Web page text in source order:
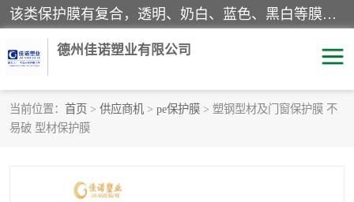
该类保护膜有复合，透明、奶白、蓝色、黑白等膜型。特高粘，高粘，中高粘，中粘，中低粘，低粘等。对于不同的粘力要求有相应的产品相适配。无胶渍残留污染。在较宽的收卷幅度下平整无皱纹，收卷长度大，利于机械化及自动化施工粘贴。为您的产品提供的表面保护解决方案。 产品广泛适用于：铝材、不锈钢、金属、塑料、电子、家电、家具、玻璃、化工材料、装饰材料等。
德州佳诺塑业有限公司
当前位置： 首页 > 供应商机 > pe保护膜 > 塑钢型材及门窗保护膜 不
易破 型材保护膜
pe保护膜